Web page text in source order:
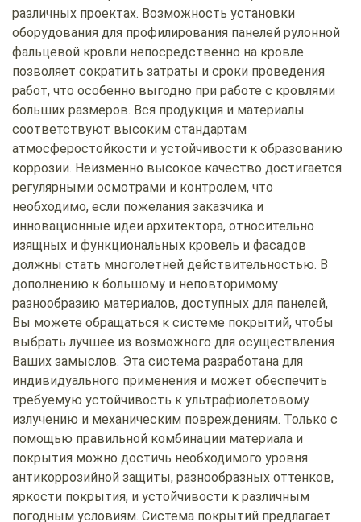
различных проектах. Возможность установки
оборудования для профилирования панелей рулонной
фальцевой кровли непосредственно на кровле
позволяет сократить затраты и сроки проведения
работ, что особенно выгодно при работе с кровлями
больших размеров. Вся продукция и материалы
соответствуют высоким стандартам
атмосферостойкости и устойчивости к образованию
коррозии. Неизменно высокое качество достигается
регулярными осмотрами и контролем, что
необходимо, если пожелания заказчика и
инновационные идеи архитектора, относительно
изящных и функциональных кровель и фасадов
должны стать многолетней действительностью. В
дополнению к большому и неповторимому
разнообразию материалов, доступных для панелей,
Вы можете обращаться к системе покрытий, чтобы
выбрать лучшее из возможного для осуществления
Ваших замыслов. Эта система разработана для
индивидуального применения и может обеспечить
требуемую устойчивость к ультрафиолетовому
излучению и механическим повреждениям. Только с
помощью правильной комбинации материала и
покрытия можно достичь необходимого уровня
антикоррозийной защиты, разнообразных оттенков,
яркости покрытия, и устойчивости к различным
погодным условиям. Система покрытий предлагает